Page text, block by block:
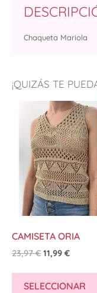
¡QUIZÁS TE
CAMISETA ORIA
23,97€ 11,99 €
SELECCIONAR
Chaqueta Mariola